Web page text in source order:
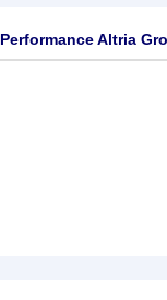
Performance Altria